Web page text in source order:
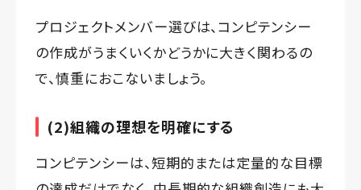
プロジェクトメンバー選びは、コンピテンシー
の作成がうまくいくかどうかに大きく関わるの
で、慎重におこないましょう。
(2)組織の理想を明確にする
コンピテンシーは、短期的または定量的な目標